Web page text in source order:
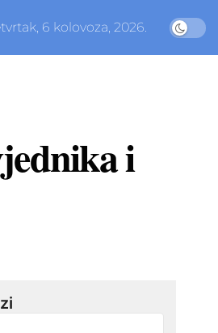
6 kolovoza, 2026.
i